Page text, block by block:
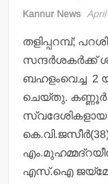
Kannur News
തളിപ്പറമ്പ്;
സന്ദര്‍ശകര്‍ക്ക്
ബഹളംവെച്ച 2
ചെയ്തു. കണ്ണൂര്‍
സ്വദേശികളായ
എസ്.ഐ